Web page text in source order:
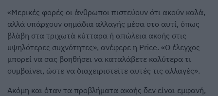
«Μερικές φορές οι άνθρωποι πιστεύουν ότι ακούν καλά,
αλλά υπάρχουν σημάδια αλλαγής μέσα στο αυτί, όπως
βλάβη στα τριχωτά κύτταρα ή απώλεια ακοής στις
υψηλότερες συχνότητες», ανέφερε η Price. «Ο έλεγχος
μπορεί να σας βοηθήσει να καταλάβετε καλύτερα τι
συμβαίνει, ώστε να διαχειριστείτε αυτές τις αλλαγές».
Ακόμη και όταν τα προβλήματα ακοής δεν είναι εμφανή,